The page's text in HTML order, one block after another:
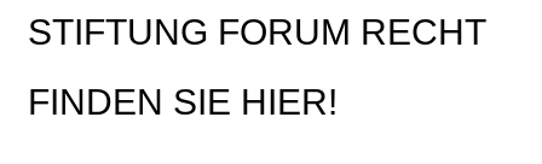
STIFTUNG FORUM RECHT
FINDEN SIE HIER!